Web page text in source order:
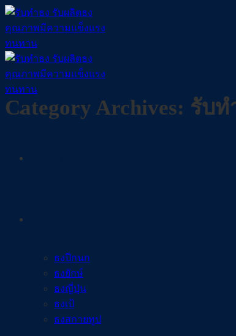
Skip
content
ธงปีกนก
ธงยักษ์
ธงญี่ปุ่น
ธงเป้
ธงสกายทูป
Category Archives: รับท